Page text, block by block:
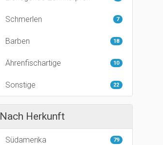
Schmerlen 7
Barben 18
Ährenfischartige 10
Sonstige 22
Nach Herkunft
Südamerika 79